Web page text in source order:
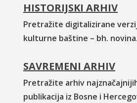
HISTORIJSKI ARHIV
Pretražite digitalizirane
kulturne baštine – bh. novina.
SAVREMENI ARHIV
Pretražite arhiv
publikacija iz Bosne i